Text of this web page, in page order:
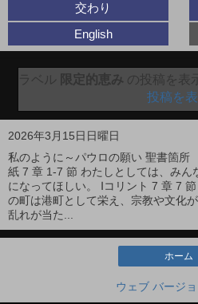
交わり
English
ラベル 限定的恵み の投稿を表
投稿を
2026年3月15日日曜日
私のように～パウロの願い 聖書箇
紙 7 章 1-7 節 わたしとしては、みん
になってほしい。 Ⅰコリント 7 章 7
の町は港町として栄え、宗教や文化
乱れが当た...
ホーム
ウェブ バージ